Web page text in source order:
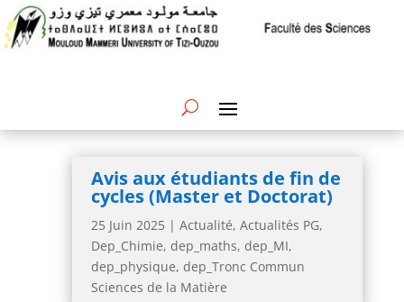
Avis aux étudiants de fin de
cycles (Master et Doctorat)
25 Juin 2025 | Actualité, Actualités PG,
Dep_Chimie, dep_maths, dep_MI,
dep_physique, dep_Tronc Commun
Sciences de la Matière